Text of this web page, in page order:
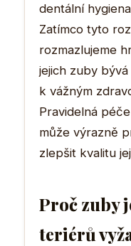
dentální
Zatímco tyto
rozmazlujeme
jejich zuby
k vážným
Pravidelná
může výrazně
zlepšit kvalitu
Proč zuby
teriérů